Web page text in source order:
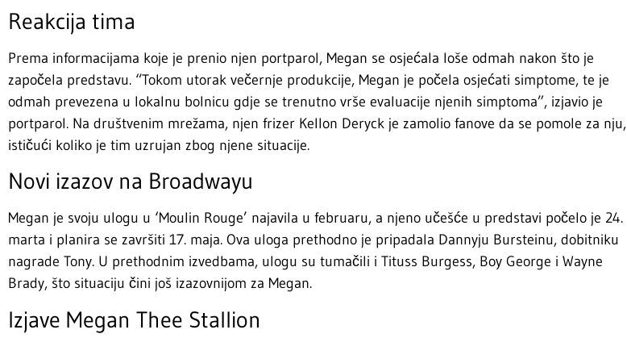
Reakcija tima
Prema informacijama koje je prenio njen portparol, Megan se osjećala loše odmah nakon što je
započela predstavu. “Tokom utorak večernje produkcije, Megan je počela osjećati simptome, te je
odmah prevezena u lokalnu bolnicu gdje se trenutno vrše evaluacije njenih simptoma”, izjavio je
portparol. Na društvenim mrežama, njen frizer Kellon Deryck je zamolio fanove da se pomole za nju,
ističući koliko je tim uzrujan zbog njene situacije.
Novi izazov na Broadwayu
Megan je svoju ulogu u ‘Moulin Rouge’ najavila u februaru, a njeno učešće u predstavi počelo je 24.
marta i planira se završiti 17. maja. Ova uloga prethodno je pripadala Dannyju Bursteinu, dobitniku
nagrade Tony. U prethodnim izvedbama, ulogu su tumačili i Tituss Burgess, Boy George i Wayne
Brady, što situaciju čini još izazovnijom za Megan.
Izjave Megan Thee Stallion